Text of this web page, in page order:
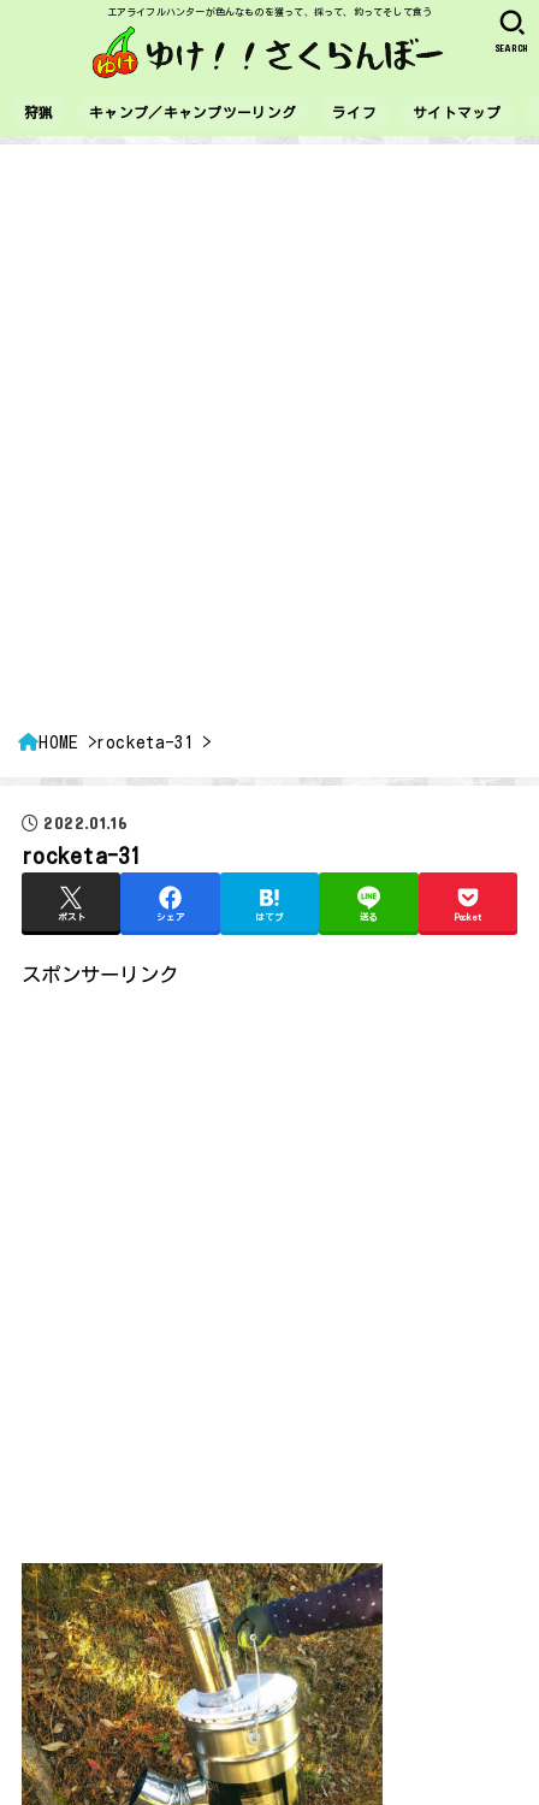
エアライフルハンターが色んなものを獲って、採って、釣ってそして食う
狩猟 キャンプ／キャンプツーリング ライフ サイトマップ
SEARCH
HOME rocketa-31
2022.01.16
rocketa-31
ポスト シェア はてブ 送る Pocket
スポンサーリンク